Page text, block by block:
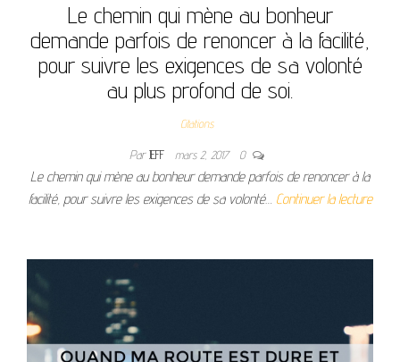
Le chemin qui mène au bonheur
demande parfois de renoncer à la facilité,
pour suivre les exigences de sa volonté
au plus profond de soi.
Citations
ParJEFF mars 2, 2017 0
Le chemin qui mène au bonheur demande parfois de renoncer à la
facilité, pour suivre les exigences de sa volonté… Continuer la lecture